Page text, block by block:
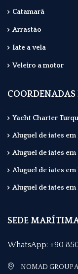
Catamarã
Arrastão
Iate a vela
Veleiro a motor
Yacht Charter
Aluguel de iates
Aluguel de iates em
Aluguel de iates
Aluguel de iates
SEDE
WhatsApp: +90
NOMAD GROUP